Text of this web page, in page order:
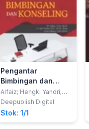
Pengantar
Bimbingan dan
Konseling
Alfaiz; Hengki Yandri;
Irfan Fahriza
Deepublish Digital
Stok: 1/1